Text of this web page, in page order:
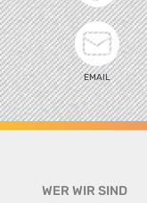
EMAIL
WER WIR SIND